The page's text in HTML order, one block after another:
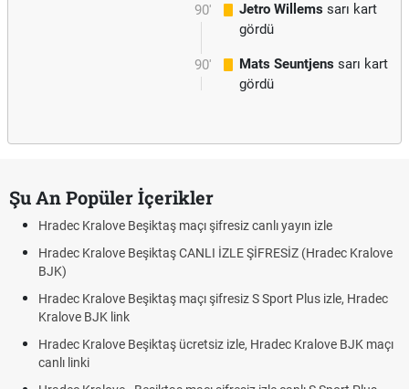
90' Jetro Willems sarı kart
gördü
90' Mats Seuntjens sarı kart
gördü
Şu An Popüler İçerikler
Hradec Kralove Beşiktaş maçı şifresiz canlı yayın izle
Hradec Kralove Beşiktaş CANLI İZLE ŞİFRESİZ (Hradec Kralove
BJK)
Hradec Kralove Beşiktaş maçı şifresiz S Sport Plus izle, Hradec
Kralove BJK link
Hradec Kralove Beşiktaş ücretsiz izle, Hradec Kralove BJK maçı
canlı linki